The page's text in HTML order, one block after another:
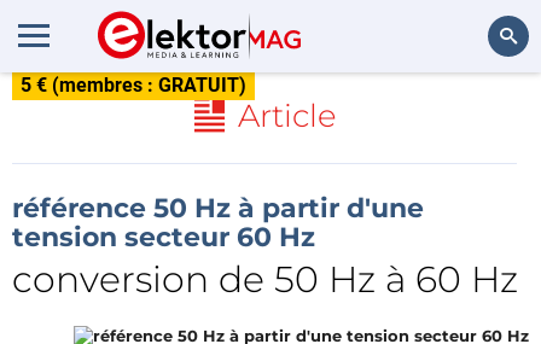
5 € (membres : GRATUIT)
Article
référence 50 Hz à partir d'une
tension secteur 60 Hz
conversion de 50 Hz à 60 Hz